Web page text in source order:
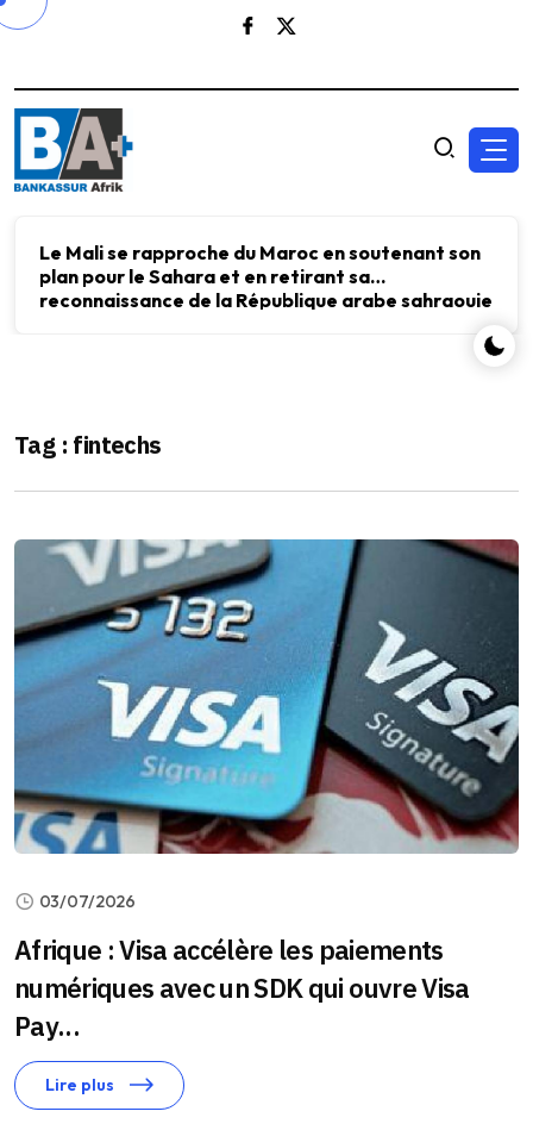
Le Mali se rapproche du Maroc en soutenant son
plan pour le Sahara et en retirant sa
reconnaissance de la République arabe sahraouie
Tag : fintechs
03/07/2026
Afrique : Visa accélère les paiements
numériques avec un SDK qui ouvre Visa
Pay...
Lire plus